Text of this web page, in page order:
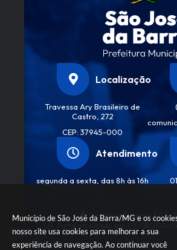
Município de São José da Barra/MG e os
nosso site usa cookies para melhorar a sua
experiência de navegação. Ao continuar você
Localização
Travessa Ary Brasileiro de
Castro, 272
CEP: 37945-000
Atendimento
segunda a sexta, das 8h às 16h
Versão do Sistema: 3.5.3 -